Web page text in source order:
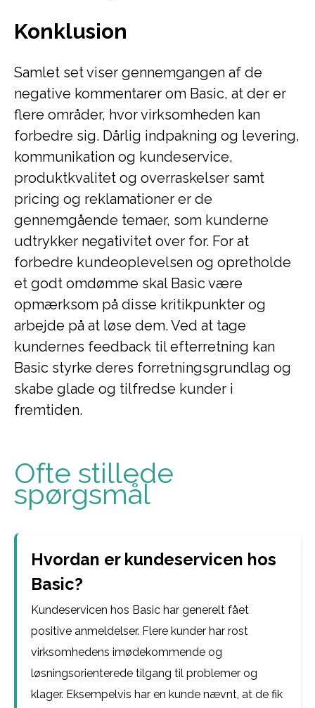
Konklusion
Samlet set viser gennemgangen af de
negative kommentarer om Basic, at der er
flere områder, hvor virksomheden kan
forbedre sig. Dårlig indpakning og levering,
kommunikation og kundeservice,
produktkvalitet og overraskelser samt
pricing og reklamationer er de
gennemgående temaer, som kunderne
udtrykker negativitet over for. For at
forbedre kundeoplevelsen og opretholde
et godt omdømme skal Basic være
opmærksom på disse kritikpunkter og
arbejde på at løse dem. Ved at tage
kundernes feedback til efterretning kan
Basic styrke deres forretningsgrundlag og
skabe glade og tilfredse kunder i
fremtiden.
Ofte stillede
spørgsmål
Hvordan er kundeservicen hos
Basic?
Kundeservicen hos Basic har generelt fået
positive anmeldelser. Flere kunder har rost
virksomhedens imødekommende og
løsningsorienterede tilgang til problemer og
klager. Eksempelvis har en kunde nævnt, at de fik